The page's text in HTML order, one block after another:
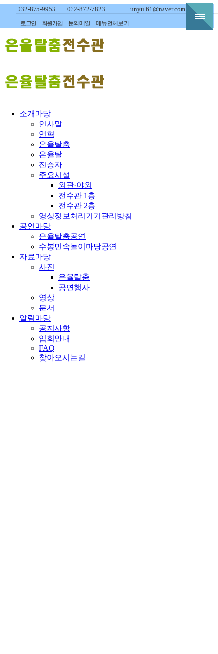
032-875-9953 032-872-7823 unyul61@naver.com
로그인 회원가입 문의메일 메뉴전체보기
소개마당
인사말
연혁
은율탈춤
은율탈
전승자
주요시설
외관·야외
전수관 1층
전수관 2층
영상정보처리기기관리방침
공연마당
은율탈춤공연
수봉민속놀이마당공연
자료마당
사진
은율탈춤
공연행사
영상
문서
알림마당
공지사항
입회안내
FAQ
찾아오시는길